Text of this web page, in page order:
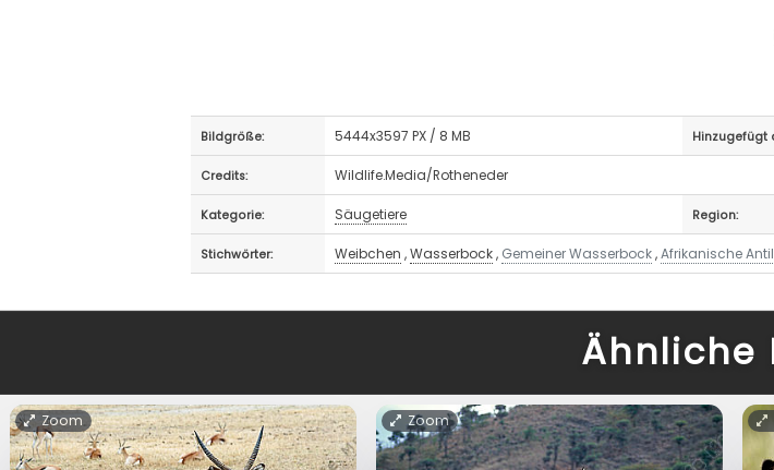
Bildgröße: 5444x3597 PX / 8 MB Hinzugefügt
Credits: Wildlife.Media/Rotheneder
Kategorie: Säugetiere Region:
Stichwörter: Weibchen ,Wasserbock, Gemeiner Wasserbock,Afrikanische
Ähnliche
Zoom Zoom